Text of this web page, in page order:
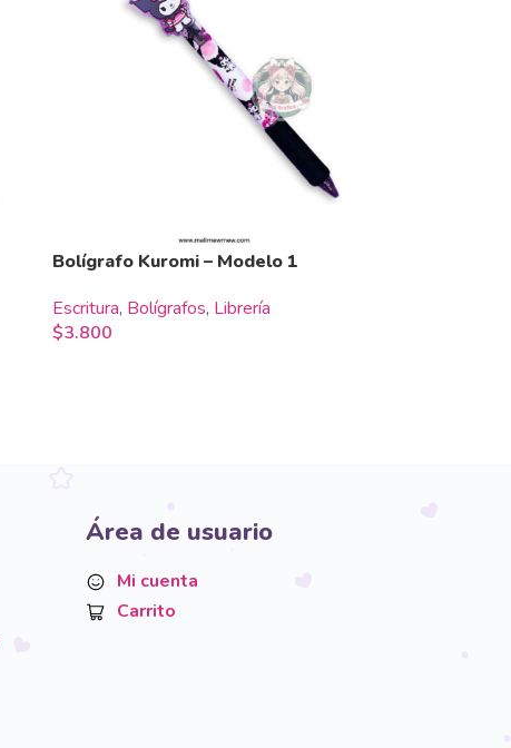
Bolígrafo Kuromi – Modelo 1
Escritura, Bolígrafos, Librería
$3.800
Área de usuario
Mi cuenta
Carrito